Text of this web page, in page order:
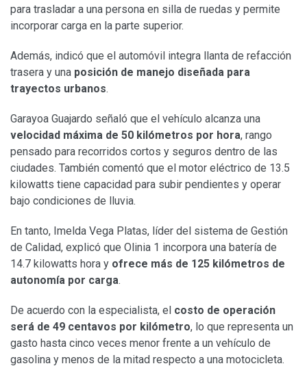
para trasladar a una persona en silla de ruedas y permite
incorporar carga en la parte superior.
Además, indicó que el automóvil integra llanta de refacción
trasera y una posición de manejo diseñada para
trayectos urbanos.
Garayoa Guajardo señaló que el vehículo alcanza una
velocidad máxima de 50 kilómetros por hora, rango
pensado para recorridos cortos y seguros dentro de las
ciudades. También comentó que el motor eléctrico de 13.5
kilowatts tiene capacidad para subir pendientes y operar
bajo condiciones de lluvia.
En tanto, Imelda Vega Platas, líder del sistema de Gestión
de Calidad, explicó que Olinia 1 incorpora una batería de
14.7 kilowatts hora y ofrece más de 125 kilómetros de
autonomía por carga.
De acuerdo con la especialista, el costo de operación
será de 49 centavos por kilómetro, lo que representa un
gasto hasta cinco veces menor frente a un vehículo de
gasolina y menos de la mitad respecto a una motocicleta.